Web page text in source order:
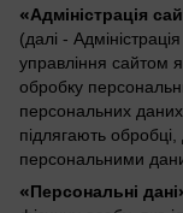
«Адміністрація
(далі -
управління сайтом
обробку
персональних
підлягають
персональними
«Персональні